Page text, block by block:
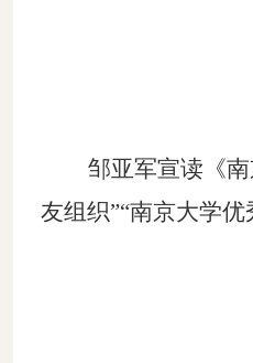
邹亚军宣读《
友组织”“南京大学